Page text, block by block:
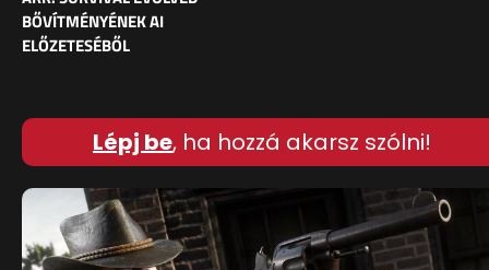
BŐVÍTMÉNYÉNEK AI
ELŐZETESÉBŐL
Lépj be, ha hozzá akarsz szólni!